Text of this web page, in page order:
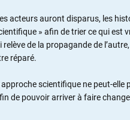
acteurs auront disparus, les
» afin de trier ce qui est
de la propagande de
réparé.
scientifique ne peut-elle
de pouvoir arriver à faire